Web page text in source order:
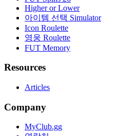
Higher or Lower
아이템 선택 Simulator
Icon Roulette
영웅 Roulette
FUT Memory
Resources
Articles
Company
MyClub.gg